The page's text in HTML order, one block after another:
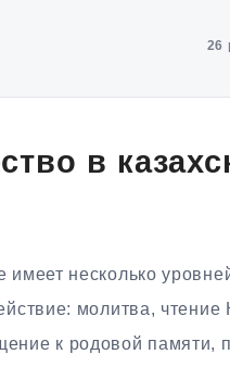
26
в
имеет несколько
молитва, чтение
к родовой памяти,